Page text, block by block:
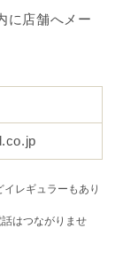
に店舗へメー
レギュラーもあり
はつながりませ